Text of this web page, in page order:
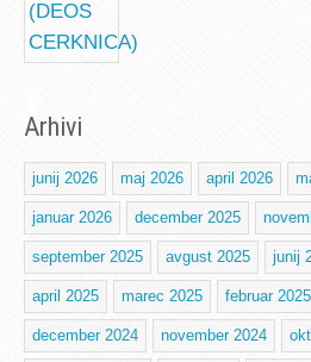
Arhivi
junij 2026 maj 2026 april 2026
januar 2026 december 2025
september 2025 avgust 2025 junij
april 2025 marec 2025 februar 2025
december 2024 november 2024